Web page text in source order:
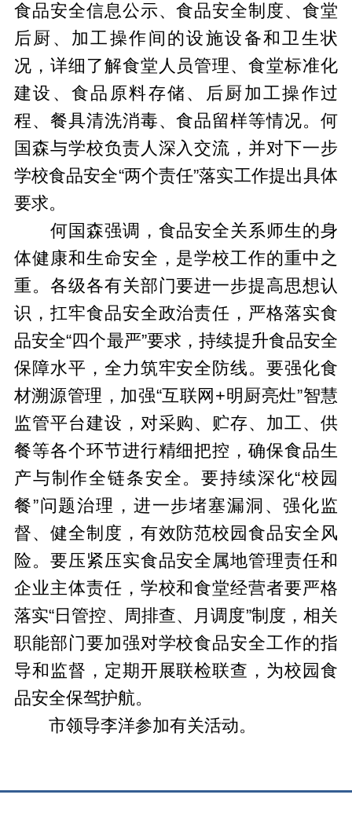
食品安全信息公示、食品安全制度、食堂
后厨、加工操作间的设施设备和卫生状
况，详细了解食堂人员管理、食堂标准化
建设、食品原料存储、后厨加工操作过
程、餐具清洗消毒、食品留样等情况。何
国森与学校负责人深入交流，并对下一步
学校食品安全“两个责任”落实工作提出具体
要求。
何国森强调，食品安全关系师生的身
体健康和生命安全，是学校工作的重中之
重。各级各有关部门要进一步提高思想认
识，扛牢食品安全政治责任，严格落实食
品安全“四个最严”要求，持续提升食品安全
保障水平，全力筑牢安全防线。要强化食
材溯源管理，加强“互联网+明厨亮灶”智慧
监管平台建设，对采购、贮存、加工、供
餐等各个环节进行精细把控，确保食品生
产与制作全链条安全。要持续深化“校园
餐”问题治理，进一步堵塞漏洞、强化监
督、健全制度，有效防范校园食品安全风
险。要压紧压实食品安全属地管理责任和
企业主体责任，学校和食堂经营者要严格
落实“日管控、周排查、月调度”制度，相关
职能部门要加强对学校食品安全工作的指
导和监督，定期开展联检联查，为校园食
品安全保驾护航。
市领导李洋参加有关活动。